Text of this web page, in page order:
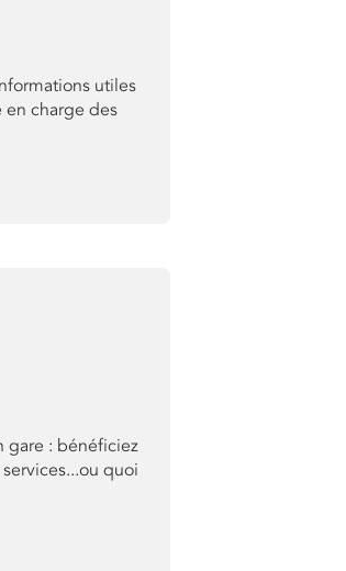
utiles
en charge des
gare : bénéficiez
quoi